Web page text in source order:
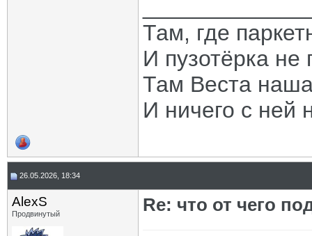
Там, где
И пузотёрка не
Там Веста
И ничего с ней
26.05.2026, 18:34
AlexS
Продвинутый Re: что от чего